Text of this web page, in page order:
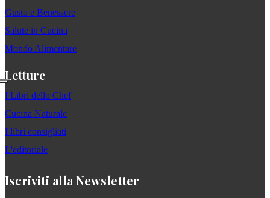
Gusto e Benessere
Salute in Cucina
Mondo Alimentare
Letture
I Libri dello Chef
Cucina Naturale
I libri consigliati
L'editoriale
Iscriviti alla Newsletter